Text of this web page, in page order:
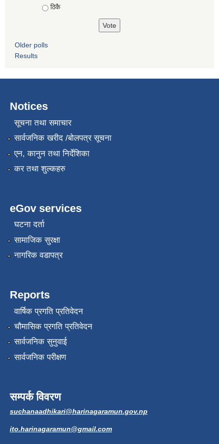
ठिकै
Older polls
Results
Notices
सूचना तथा समाचार
सार्वजनिक खरीद /बोलपत्र सूचना
एन, कानुन तथा निर्देशिका
कर तथा शुल्कहरु
eGov services
घटना दर्ता
सामाजिक सुरक्षा
नागरिक वडापत्र
Reports
वार्षिक प्रगति प्रतिवेदन
चौमासिक प्रगति प्रतिवेदन
सार्वजनिक सुनुवाई
सार्वजनिक परीक्षण
सम्पर्क विवरण
suchanaadhikari@harinagaramun.gov.np
ito.harinagaramun@gmail.com